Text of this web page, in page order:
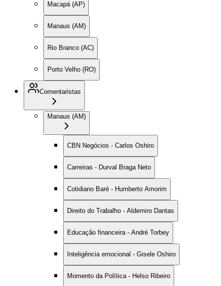
Macapá (AP)
Manaus (AM)
Rio Branco (AC)
Porto Velho (RO)
Comentaristas
Manaus (AM)
CBN Negócios - Carlos Oshiro
Carreiras - Durval Braga Neto
Cotidiano Baré - Humberto Amorim
Direito do Trabalho - Aldemiro Dantas
Educação financeira - André Torbey
Inteligência emocional - Gisele Oshiro
Momento da Política - Helso Ribeiro